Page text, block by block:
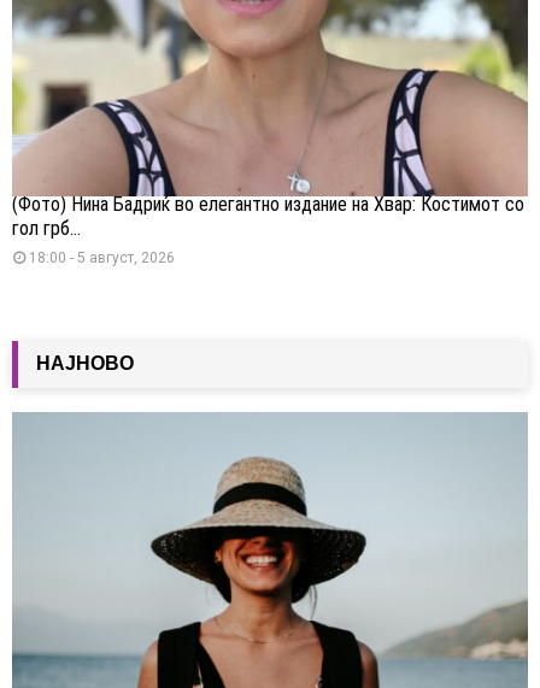
(Фото) Нина Бадриќ во елегантно издание на Хвар: Костимот со
гол грб...
18:00 - 5 август, 2026
НАЈНОВО